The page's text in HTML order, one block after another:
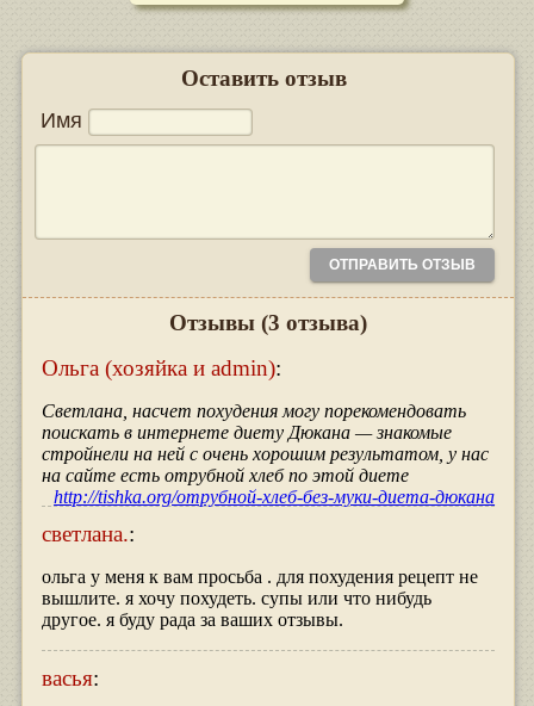
Оставить отзыв
Имя
Отзывы (3 отзыва)
Ольга (хозяйка и admin):
Светлана, насчет похудения могу порекомендовать
поискать в интернете диету Дюкана — знакомые
стройнели на ней с очень хорошим результатом, у нас
на сайте есть отрубной хлеб по этой диете
http://tishka.org/отрубной-хлеб-без-муки-диета-дюкана
светлана.:
ольга у меня к вам просьба . для похудения рецепт не
вышлите. я хочу похудеть. супы или что нибудь
другое. я буду рада за ваших отзывы.
васья: